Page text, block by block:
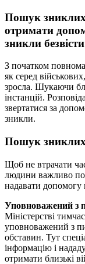
Пошук
отримати
зникли безвісти
З початком
як серед
зросла. Шукаючи
інстанцій.
звертатися за
зникли.
Пошук зниклих
Щоб не втрачати
людини важливо
надавати допомогу
Уповноважений з
Міністерстві
уповноважений з
обставин. Тут
інформацію і
отримати близькі